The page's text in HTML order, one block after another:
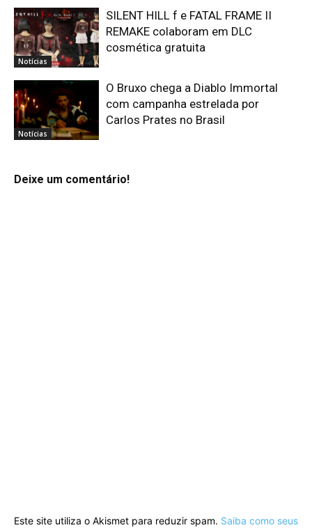
Notícias
SILENT HILL f e FATAL FRAME II
REMAKE colaboram em DLC
cosmética gratuita
Notícias
O Bruxo chega a Diablo Immortal
com campanha estrelada por
Carlos Prates no Brasil
Deixe um comentário!
Este site utiliza o Akismet para reduzir spam. Saiba como seus